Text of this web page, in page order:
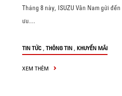
Tháng 8 này, ISUZU Vân Nam gửi
ưu…
TIN TỨC , THÔNG TIN , KHUYẾN MÃI
XEM THÊM